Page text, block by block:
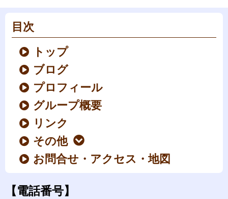
目次
トップ
ブログ
プロフィール
グループ概要
リンク
その他
お問合せ・アクセス・地図
【電話番号】